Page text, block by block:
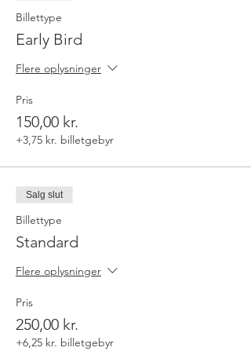
Billettype
Early Bird
Flere oplysninger
Pris
150,00 kr.
+3,75 kr. billetgebyr
Salg slut
Billettype
Standard
Flere oplysninger
Pris
250,00 kr.
+6,25 kr. billetgebyr